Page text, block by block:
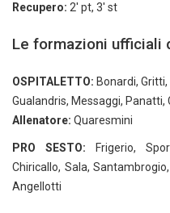
Recupero: 2′ pt, 3′ st
Le formazioni ufficiali
OSPITALETTO: Bonardi,
Gualandris, Messaggi, Panatti,
Allenatore: Quaresmini
PRO SESTO:
Frigerio,
Chiricallo, Sala,
Angellotti